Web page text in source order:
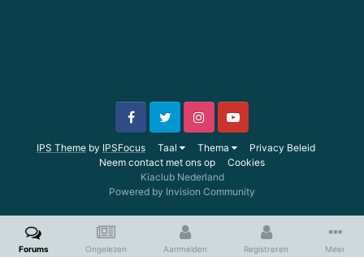
IPS Theme by IPSFocus Taal Thema
Privacy Beleid
Neem contact met ons op
Cookies
Kiaclub Nederland
Powered by Invision Community
Forums Ongelezen Aanmelden Registreren Meer